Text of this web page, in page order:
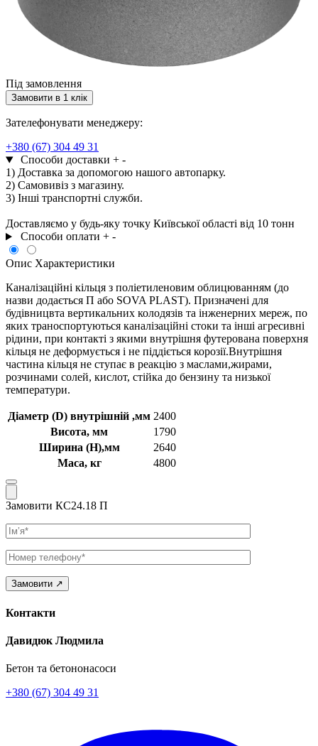
Під замовлення
Замовити в 1 клік
Зателефонувати менеджеру:
+380 (67) 304 49 31
Способи доставки + -
1) Доставка за допомогою нашого автопарку.
2) Самовивіз з магазину.
3) Інші транспортні служби.
Доставляємо у будь-яку точку Київської області від 10 тонн
Способи оплати + -
Опис Характеристики
Каналізаційні кільця з поліетиленовим облицюванням (до
назви додається П або SOVA PLAST). Призначені для
будівницвта вертикальних колодязів та інженерних мереж, по
яких траноспортуються каналізаційні стоки та інші агресивні
рідини, при контакті з якими внутрішня футерована поверхня
кільця не деформується і не піддіється корозії.Внутрішня
частина кільця не ступає в реакцію з маслами,жирами,
розчинами солей, кислот, стійка до бензину та низької
температури.
Діаметр (D) внутрішній ,мм 2400
Висота, мм
1790
Ширина (Н),мм
2640
Маса, кг
4800
Замовити КС24.18 П
Ім’я
Телефон
Контакти
Давидюк Людмила
Бетон та бетононасоси
+380 (67) 304 49 31